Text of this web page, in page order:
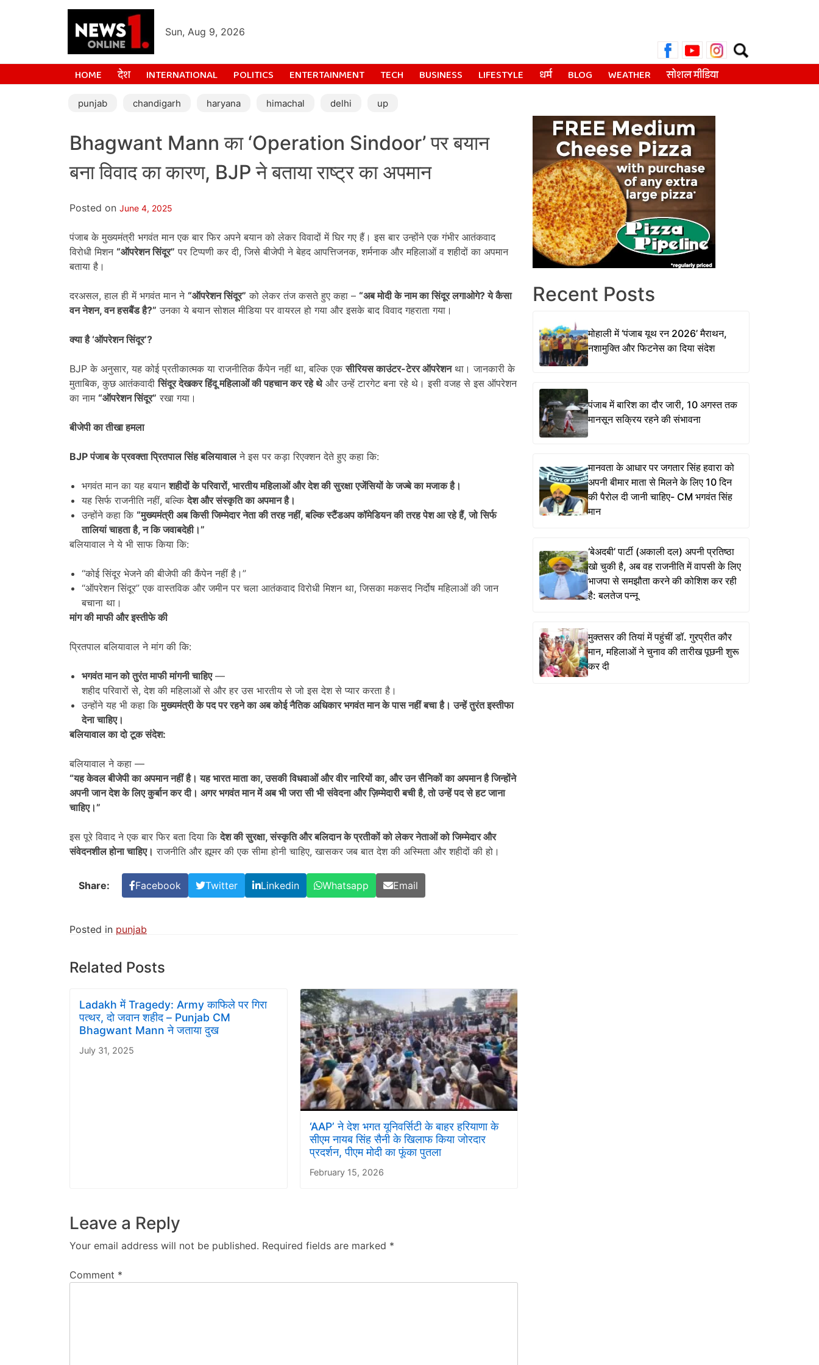
Sun, Aug 9, 2026
Search
for:
HOME देश INTERNATIONAL POLITICS ENTERTAINMENT TECH BUSINESS LIFESTYLE धर्म BLOG WEATHER सोशल मीडिया
punjab chandigarh haryana himachal delhi up
Bhagwant Mann का ‘Operation Sindoor’ पर बयान
बना विवाद का कारण, BJP ने बताया राष्ट्र का अपमान
Posted on June 4, 2025
पंजाब के मुख्यमंत्री भगवंत मान एक बार फिर अपने बयान को लेकर विवादों में घिर गए हैं। इस बार उन्होंने एक गंभीर आतंकवाद
विरोधी मिशन “ऑपरेशन सिंदूर” पर टिप्पणी कर दी, जिसे बीजेपी ने बेहद आपत्तिजनक, शर्मनाक और महिलाओं व शहीदों का अपमान
बताया है।
दरअसल, हाल ही में भगवंत मान ने “ऑपरेशन सिंदूर” को लेकर तंज कसते हुए कहा – “अब मोदी के नाम का सिंदूर लगाओगे?ये कैसा
वन नेशन,वन हसबैंड है?” उनका ये बयान सोशल मीडिया पर वायरल हो गया और इसके बाद विवाद गहराता गया।
क्या है ‘ऑपरेशन सिंदूर’?
BJP के अनुसार, यह कोई प्रतीकात्मक या राजनीतिक कैंपेन नहीं था, बल्कि एकसीरियस काउंटर-टेरर ऑपरेशनथा। जानकारी के
मुताबिक, कुछ आतंकवादीसिंदूर देखकर हिंदू महिलाओं की पहचान कर रहे थेऔर उन्हें टारगेट बना रहे थे। इसी वजह से इस ऑपरेशन
का नाम “ऑपरेशन सिंदूर” रखा गया।
बीजेपी का तीखा हमला
BJPपंजाब के प्रवक्ता प्रितपाल सिंह बलियावालने इस पर कड़ा रिएक्शन देते हुए कहा कि:
भगवंत मान का यह बयानशहीदों के परिवारों, भारतीय महिलाओं और देश की सुरक्षा एजेंसियों के जज्बे का मजाक है।
यह सिर्फ राजनीति नहीं, बल्किदेश और संस्कृति का अपमान है।
उन्होंने कहा कि “मुख्यमंत्री अब किसी जिम्मेदार नेता की तरह नहीं,बल्कि स्टैंडअप कॉमेडियन की तरह पेश आ रहे हैं,जो सिर्फ
तालियां चाहता है,न कि जवाबदेही।”
बलियावाल ने ये भी साफ किया कि:
“कोई सिंदूर भेजने की बीजेपी की कैंपेन नहीं है।”
“ऑपरेशन सिंदूर” एक वास्तविक और जमीन पर चला आतंकवाद विरोधी मिशन था, जिसका मकसद निर्दोष महिलाओं की जान
बचाना था।
मांग की माफी और इस्तीफे की
प्रितपाल बलियावाल ने मांग की कि:
भगवंत मान को तुरंत माफी मांगनी चाहिए—
शहीद परिवारों से, देश की महिलाओं से और हर उस भारतीय से जो इस देश से प्यार करता है।
उन्होंने यह भी कहा किमुख्यमंत्री के पद पर रहने का अब कोई नैतिक अधिकार भगवंत मान के पास नहीं बचा है। उन्हें तुरंत इस्तीफा
देना चाहिए।
बलियावाल का दो टूक संदेश:
बलियावाल ने कहा —
“यह केवल बीजेपी का अपमान नहीं है। यह भारत माता का,उसकी विधवाओं और वीर नारियों का, और उन सैनिकों का अपमान है जिन्होंने
अपनी जान देश के लिए कुर्बान कर दी। अगर भगवंत मान में अब भी जरा सी भी संवेदना और ज़िम्मेदारी बची है,तो उन्हें पद से हट जाना
चाहिए।”
इस पूरे विवाद ने एक बार फिर बता दिया किदेश की सुरक्षा,संस्कृति और बलिदान के प्रतीकों को लेकर नेताओं को जिम्मेदार और
संवेदनशील होना चाहिए। राजनीति और ह्यूमर की एक सीमा होनी चाहिए, खासकर जब बात देश की अस्मिता और शहीदों की हो।
Share: Facebook Twitter Linkedin Whatsapp Email
Posted in punjab
Related Posts
Ladakh में Tragedy: Army काफिले पर गिरा
पत्थर, दो जवान शहीद – Punjab CM
Bhagwant Mann ने जताया दुख
July 31, 2025
‘AAP’ ने देश भगत यूनिवर्सिटी के बाहर हरियाणा के
सीएम नायब सिंह सैनी के खिलाफ किया जोरदार
प्रदर्शन, पीएम मोदी का फूंका पुतला
February 15, 2026
Leave a Reply
Your email address will not be published. Required fields are marked *
Comment *
Recent Posts
मोहाली में ‘पंजाब यूथ रन 2026’ मैराथन,
नशामुक्ति और फिटनेस का दिया संदेश
पंजाब में बारिश का दौर जारी, 10 अगस्त तक
मानसून सक्रिय रहने की संभावना
मानवता के आधार पर जगतार सिंह हवारा को
अपनी बीमार माता से मिलने के लिए 10 दिन
की पैरोल दी जानी चाहिए- CM भगवंत सिंह
मान
‘बेअदबी’ पार्टी (अकाली दल) अपनी प्रतिष्ठा
खो चुकी है, अब वह राजनीति में वापसी के लिए
भाजपा से समझौता करने की कोशिश कर रही
है: बलतेज पन्नू
मुक्तसर की तियां में पहुंचीं डॉ. गुरप्रीत कौर
मान, महिलाओं ने चुनाव की तारीख पूछनी शुरू
कर दी